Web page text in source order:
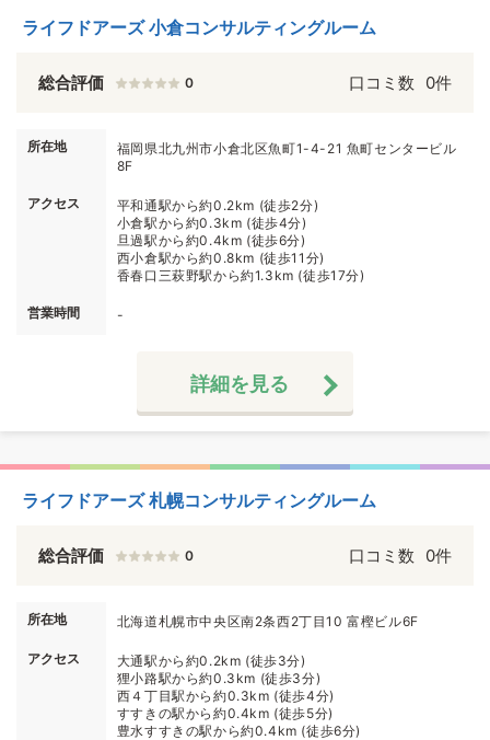
ライフドアーズ 小倉コンサルティングルーム
総合評価 0 口コミ数 0件
所在地
福岡県北九州市小倉北区魚町1-4-21 魚町センタービル
8F
アクセス
平和通駅から約0.2km (徒歩2分)
小倉駅から約0.3km (徒歩4分)
旦過駅から約0.4km (徒歩6分)
西小倉駅から約0.8km (徒歩11分)
香春口三萩野駅から約1.3km (徒歩17分)
営業時間 -
詳細を見る
ライフドアーズ 札幌コンサルティングルーム
総合評価 0 口コミ数 0件
所在地 北海道札幌市中央区南2条西2丁目10 富樫ビル6F
アクセス
大通駅から約0.2km (徒歩3分)
狸小路駅から約0.3km (徒歩3分)
西４丁目駅から約0.3km (徒歩4分)
すすきの駅から約0.4km (徒歩5分)
豊水すすきの駅から約0.4km (徒歩6分)